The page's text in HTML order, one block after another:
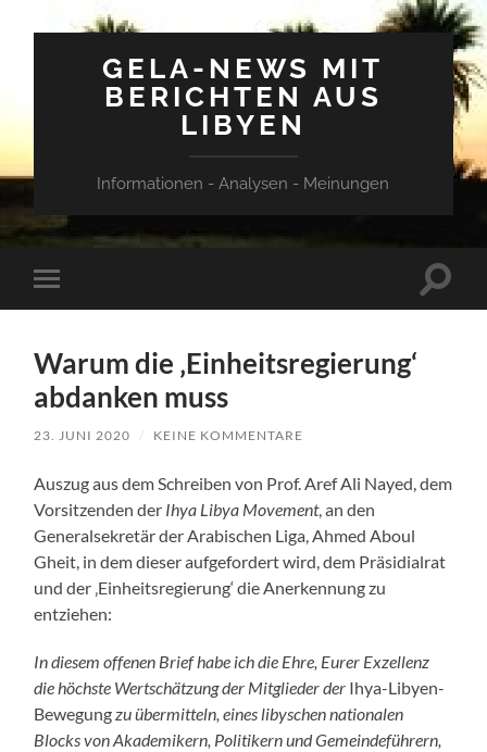
GELA-NEWS MIT
BERICHTEN AUS
LIBYEN
Informationen - Analysen - Meinungen
Mobile-
Menü
Warum die ‚Einheitsregierung‘
abdanken muss
23. JUNI 2020 / KEINE KOMMENTARE
Auszug aus dem Schreiben von Prof. Aref Ali Nayed, dem
Vorsitzenden der Ihya Libya Movement, an den
Generalsekretär der Arabischen Liga, Ahmed Aboul
Gheit, in dem dieser aufgefordert wird, dem Präsidialrat
und der ‚Einheitsregierung‘ die Anerkennung zu
entziehen:
In diesem offenen Brief habe ich die Ehre, Eurer Exzellenz
die höchste Wertschätzung der Mitglieder der Ihya-Libyen-
Bewegung zu übermitteln, eines libyschen nationalen
Blocks von Akademikern, Politikern und Gemeindeführern,